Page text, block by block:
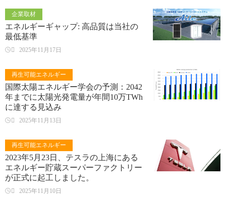
企業取材
エネルギーギャップ: 高品質は当社の
最低基準
 2025年11月17日
再生可能エネルギー
国際太陽エネルギー学会の予測：2042
年までに太陽光発電量が年間10万TWh
に達する見込み
 2025年11月13日
再生可能エネルギー
2023年5月23日、テスラの上海にある
エネルギー貯蔵スーパーファクトリー
が正式に起工しました。
 2025年11月10日